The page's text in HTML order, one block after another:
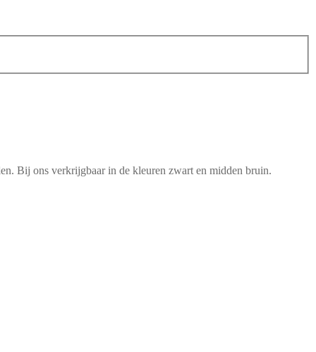
Bij ons verkrijgbaar in de kleuren zwart en midden bruin.